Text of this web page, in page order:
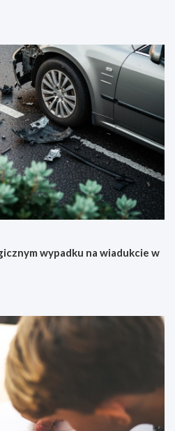
wypadku na wiadukcie w